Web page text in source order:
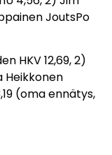
JoutsPo
HKV 12,69, 2)
Heikkonen
(oma ennätys,